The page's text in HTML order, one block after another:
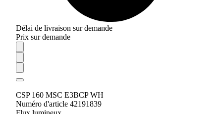
Délai de livraison sur demande
Prix sur demande
CSP 160 MSC E3BCP WH
Numéro d'article 42191839